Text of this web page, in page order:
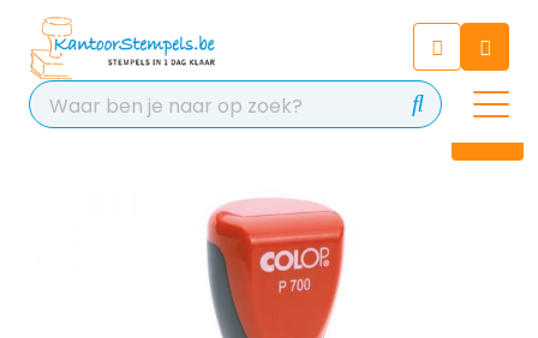
Chat 24/7 met onze chatbot
voor hulp
Contact